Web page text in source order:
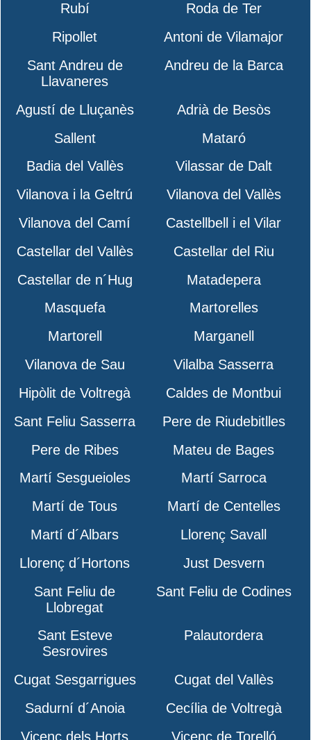
Rubí
Roda de Ter
Ripollet
Antoni de Vilamajor
Sant Andreu de
Llavaneres
Andreu de la Barca
Agustí de Lluçanès
Adrià de Besòs
Sallent
Mataró
Badia del Vallès
Vilassar de Dalt
Vilanova i la Geltrú
Vilanova del Vallès
Vilanova del Camí
Castellbell i el Vilar
Castellar del Vallès
Castellar del Riu
Castellar de n´Hug
Matadepera
Masquefa
Martorelles
Martorell
Marganell
Vilanova de Sau
Vilalba Sasserra
Hipòlit de Voltregà
Caldes de Montbui
Sant Feliu Sasserra
Pere de Riudebitlles
Pere de Ribes
Mateu de Bages
Martí Sesgueioles
Martí Sarroca
Martí de Tous
Martí de Centelles
Martí d´Albars
Llorenç Savall
Llorenç d´Hortons
Just Desvern
Sant Feliu de
Llobregat
Sant Feliu de Codines
Sant Esteve
Sesrovires
Palautordera
Cugat Sesgarrigues
Cugat del Vallès
Sadurní d´Anoia
Cecília de Voltregà
Vicenç dels Horts
Vicenç de Torelló